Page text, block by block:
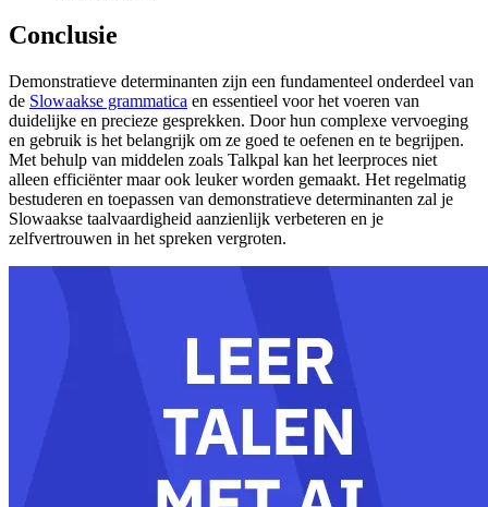
Conclusie
Demonstratieve determinanten zijn een fundamenteel onderdeel van
de Slowaakse grammatica en essentieel voor het voeren van
duidelijke en precieze gesprekken. Door hun complexe vervoeging
en gebruik is het belangrijk om ze goed te oefenen en te begrijpen.
Met behulp van middelen zoals Talkpal kan het leerproces niet
alleen efficiënter maar ook leuker worden gemaakt. Het regelmatig
bestuderen en toepassen van demonstratieve determinanten zal je
Slowaakse taalvaardigheid aanzienlijk verbeteren en je
zelfvertrouwen in het spreken vergroten.